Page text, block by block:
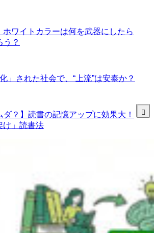
ホワイトカラーは何を武器にしたら
う？
」された社会で、“上流”は安泰か？
ダ？】読書の記憶アップに効果大！
け」読書法